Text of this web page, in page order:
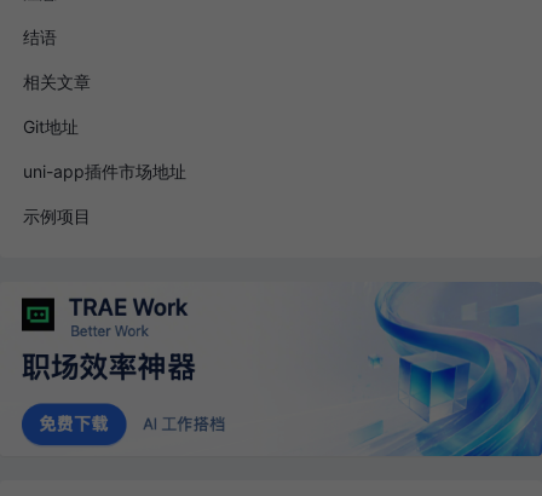
结语
相关文章
Git地址
uni-app插件市场地址
示例项目